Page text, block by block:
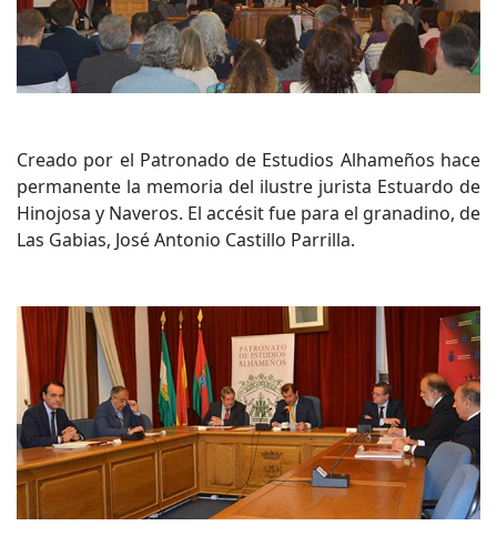
Creado por el Patronado de Estudios Alhameños hace
permanente la memoria del ilustre jurista Estuardo de
Hinojosa y Naveros. El accésit fue para el granadino, de
Las Gabias, José Antonio Castillo Parrilla.